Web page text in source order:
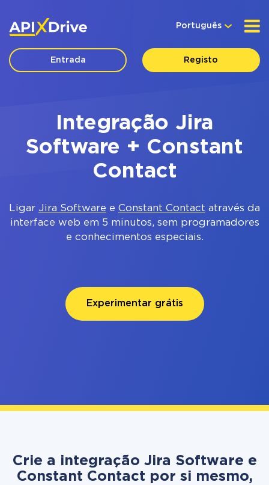
Português
Entrada Registo
Integração Jira
Software + Constant
Contact
Ligar Jira Software e Constant Contact através da
interface web em 5 minutos, sem programadores
e conhecimentos especiais.
Experimentar grátis
Crie a integração Jira Software e
Constant Contact por si mesmo,